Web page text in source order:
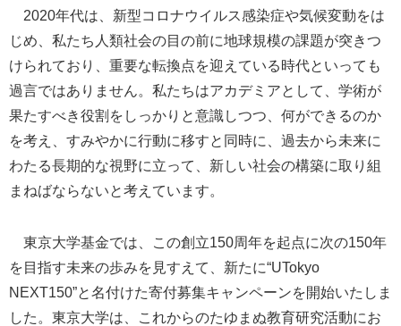
2020年代は、新型コロナウイルス感染症や気候変動をは
じめ、私たち人類社会の目の前に地球規模の課題が突きつ
けられており、重要な転換点を迎えている時代といっても
過言ではありません。私たちはアカデミアとして、学術が
果たすべき役割をしっかりと意識しつつ、何ができるのか
を考え、すみやかに行動に移すと同時に、過去から未来に
わたる長期的な視野に立って、新しい社会の構築に取り組
まねばならないと考えています。
東京大学基金では、この創立150周年を起点に次の150年
を目指す未来の歩みを見すえて、新たに“UTokyo
NEXT150”と名付けた寄付募集キャンペーンを開始いたしま
した。東京大学は、これからのたゆまぬ教育研究活動にお